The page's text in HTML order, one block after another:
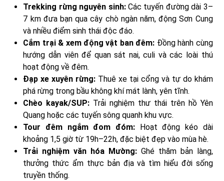
Trekking rừng nguyên sinh:Các tuyến đường dài 3–
7 km đưa bạn qua cây chò ngàn năm, động Sơn Cung
và nhiều điểm sinh thái độc đáo.
Cắm trại & xem động vật ban đêm: Đồng hành cùng
hướng dẫn viên để quan sát nai, culi và các loài thú
hoạt động về đêm.
Đạp xe xuyên rừng: Thuê xe tại cổng và tự do khám
phá rừng trong bầu không khí mát lành, yên tĩnh.
Chèo kayak/SUP: Trải nghiệm thư thái trên hồ Yên
Quang hoặc các tuyến sông quanh khu vực.
Tour đêm ngắm đom đóm: Hoạt động kéo dài
khoảng 1,5 giờ từ 19h–22h, đặc biệt đẹp vào mùa hè.
Trải nghiệm văn hóa Mường: Ghé thăm bản làng,
thưởng thức ẩm thực bản địa và tìm hiểu đời sống
truyền thống.